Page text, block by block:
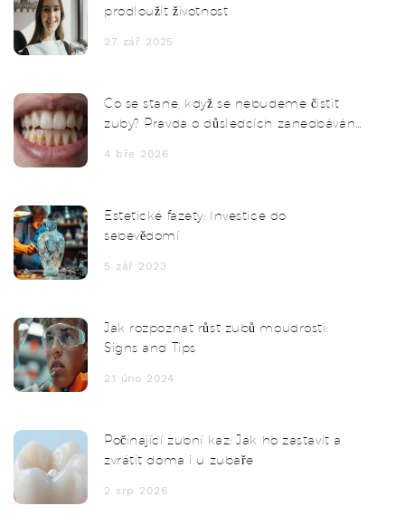
prodloužit životnost
27 zář 2025
Co se stane, když se nebudeme čistit
zuby? Pravda o důsledcích zanedbávání
4 bře 2026
Estetické fazety: Investice do
sebevědomí
5 zář 2023
Jak rozpoznat růst zubů moudrosti:
Signs and Tips
21 úno 2024
Počínající zubní kaz: Jak ho zastavit a
zvrátit doma i u zubaře
2 srp 2026